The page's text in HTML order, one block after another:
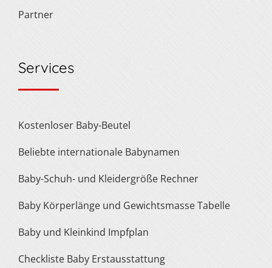
Partner
Services
Kostenloser Baby-Beutel
Beliebte internationale Babynamen
Baby-Schuh- und Kleidergröße Rechner
Baby Körperlänge und Gewichtsmasse Tabelle
Baby und Kleinkind Impfplan
Checkliste Baby Erstausstattung